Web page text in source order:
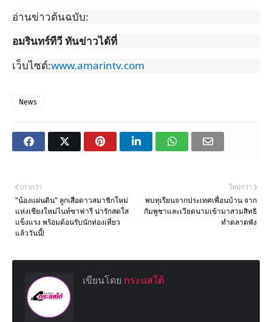
อ่านข่าวต้นฉบับ:
อมรินทร์ทีวี ทันข่าวได้ที่
เว็บไซต์:www.amarintv.com
News
ใหม่กว่า
พบทุเรียนจากประเทศเพื่อนบ้าน จาก
กัมพูชาและเวียดนามเข้ามาสวมสิทธิ
ทำตลาดพัง
เก่ากว่า
"น้องแผ่นดิน" ลูกเสือดาวสมาชิกใหม่
แห่งเชียงใหม่ไนท์ซาฟารี น่ารักสดใส
แข็งแรง พร้อมต้อนรับนักท่องเที่ยว
แล้ววันนี้!
เขียนโดย กระแสใต้